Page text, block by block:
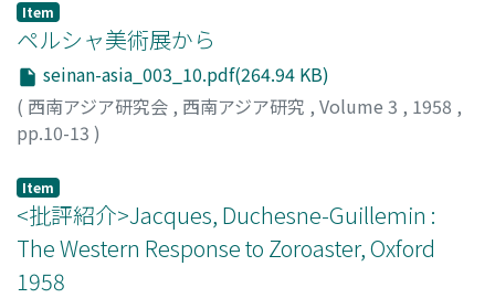
Item
ペルシャ美術展から
seinan-asia_003_10.pdf(264.94 KB)
( 西南アジア研究会 , 西南アジア研究 , Volume 3 , 1958 ,
pp.10-13 )
Item
<批評紹介>Jacques, Duchesne-Guillemin :
The Western Response to Zoroaster, Oxford
1958